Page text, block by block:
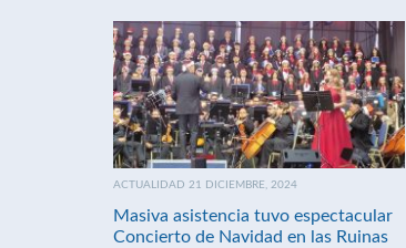
ACTUALIDAD 21 DICIEMBRE, 2024
Masiva asistencia tuvo espectacular
Concierto de Navidad en las Ruinas